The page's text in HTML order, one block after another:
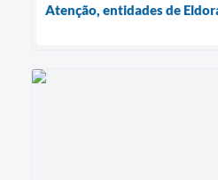
Atenção, entidades de